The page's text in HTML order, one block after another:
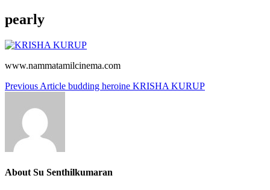
pearly
www.nammatamilcinema.com
Post
navigation
Previous Article budding heroine KRISHA KURUP
About Su Senthilkumaran